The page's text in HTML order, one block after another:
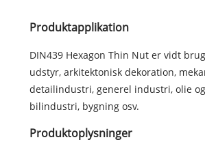
Produktapplikation
DIN439 Hexagon Thin Nut er vidt
udstyr, arkitektonisk dekoration,
detailindustri, generel industri, olie
bilindustri, bygning osv.
Produktoplysninger